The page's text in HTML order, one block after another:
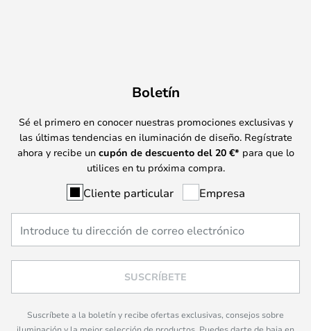
Boletín
Sé el primero en conocer nuestras promociones exclusivas y
las últimas tendencias en iluminación de diseño. Regístrate
ahora y recibe un cupón de descuento del 20 €* para que lo
utilices en tu próxima compra.
Cliente particular Empresa
SUSCRÍBETE
Suscríbete a la boletín y recibe ofertas exclusivas, consejos sobre